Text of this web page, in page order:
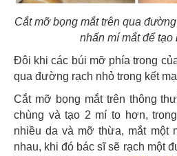
Cắt mỡ bọng mắt trên qua
nhấn mí mắt để tạo
Đôi khi các búi mỡ phía trong
qua đường rạch nhỏ trong kết
Cắt mỡ bọng mắt trên thông
chùng và tạo 2 mí to hơn,
nhiều da và mỡ thừa, mắt một
nhau, khi đó bác sĩ sẽ rạch một